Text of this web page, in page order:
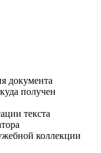
документа
получен
текста
коллекции